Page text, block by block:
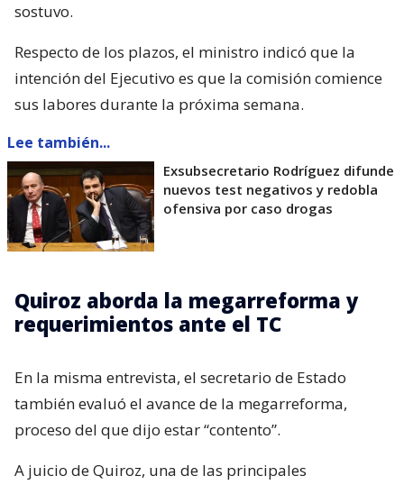
sostuvo.
Respecto de los plazos, el ministro indicó que la
intención del Ejecutivo es que la comisión comience
sus labores durante la próxima semana.
Lee también...
Exsubsecretario Rodríguez difunde
nuevos test negativos y redobla
ofensiva por caso drogas
Quiroz aborda la megarreforma y
requerimientos ante el TC
En la misma entrevista, el secretario de Estado
también evaluó el avance de la megarreforma,
proceso del que dijo estar “contento”.
A juicio de Quiroz, una de las principales